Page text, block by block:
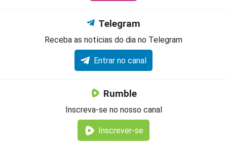
Telegram
Receba as notícias do dia no Telegram
Entrar no canal
Rumble
Inscreva-se no nosso canal
Inscrever-se